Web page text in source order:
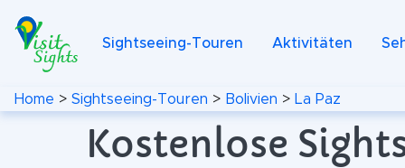
Sightseeing-Touren Aktivitäten
Home > Sightseeing-Touren > Bolivien > La Paz
Kostenlose